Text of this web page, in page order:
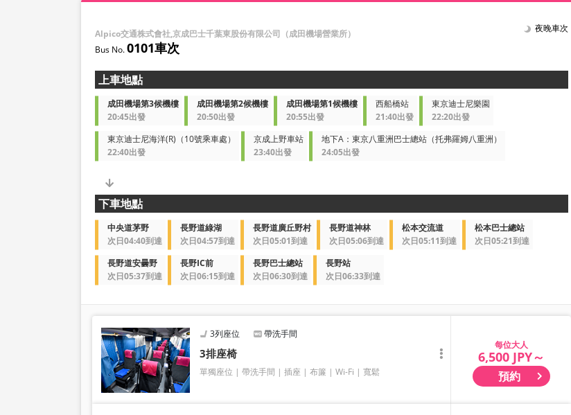
Alpico交通株式會社,京成巴士千葉東股份有限公司（成田機場營業所）
0101車次
夜晚車次
上車地點
成田機場第3候機樓
20:45出發
成田機場第2候機樓
20:50出發
成田機場第1候機樓
20:55出發
西船橋站
21:40出發
東京迪士尼樂園
22:20出發
東京迪士尼海洋(R)（10號乘車處）
22:40出發
京成上野車站
23:40出發
地下A：東京八重洲巴士總站（托弗羅姆八重洲）
24:05出發
下車地點
中央道茅野
次日04:40到達
長野道綠湖
次日04:57到達
長野道廣丘野村
次日05:01到達
長野道神林
次日05:06到達
松本交流道
次日05:11到達
松本巴士總站
次日05:21到達
長野道安曇野
次日05:37到達
長野IC前
次日06:15到達
長野巴士總站
次日06:30到達
長野站
次日06:33到達
3列座位 帶洗手間
3排座椅
單獨座位 帶洗手間 插座 布簾 Wi-Fi 寬鬆
大人
6,500 JPY～
預約